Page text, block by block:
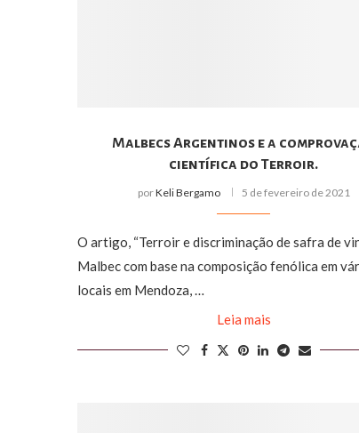
Malbecs Argentinos e a
científica do Terroir.
porKeli Bergamo 5 de fevereiro de 2021
O artigo, “Terroir e discriminação de safra de
Malbec com base na composição fenólica em
locais em Mendoza, …
Leia mais